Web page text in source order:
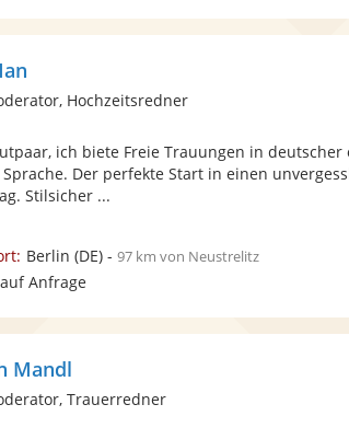
Hochzeitsredner
ich biete Freie Trauungen in deutscher
Der perfekte Start in einen
Stilsicher ...
Berlin (DE)- 97 km von Neustrelitz
auf Anfrage
Mandl
Trauerredner